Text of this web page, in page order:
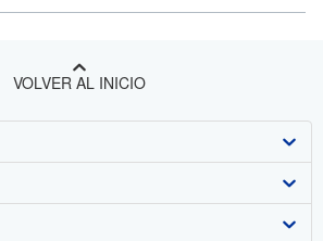
VOLVER AL INICIO